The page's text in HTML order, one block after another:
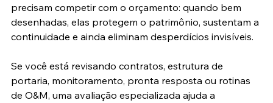
precisam competir com o orçamento: quando bem
desenhadas, elas protegem o patrimônio, sustentam a
continuidade e ainda eliminam desperdícios invisíveis.
Se você está revisando contratos, estrutura de
portaria, monitoramento, pronta resposta ou rotinas
de O&M, uma avaliação especializada ajuda a